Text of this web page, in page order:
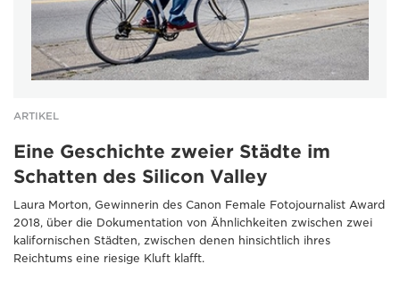
ARTIKEL
Eine Geschichte zweier Städte im
Schatten des Silicon Valley
Laura Morton, Gewinnerin des Canon Female Fotojournalist Award
2018, über die Dokumentation von Ähnlichkeiten zwischen zwei
kalifornischen Städten, zwischen denen hinsichtlich ihres
Reichtums eine riesige Kluft klafft.